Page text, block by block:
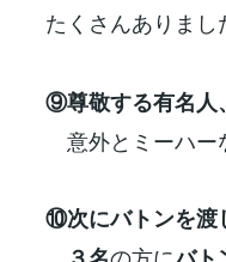
たくさんありまし
⑨尊敬する有名人
意外とミーハー
⑩次にバトンを渡
の方に